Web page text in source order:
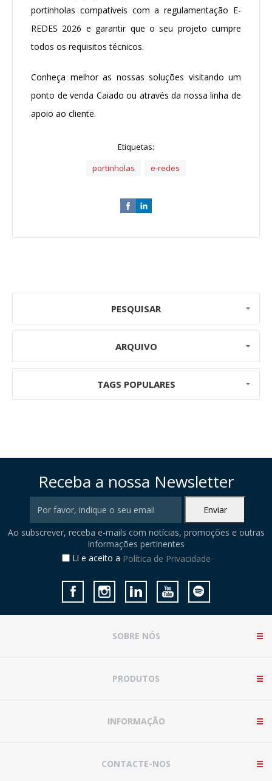
portinholas compatíveis com a regulamentação E-
REDES 2026 e garantir que o seu projeto cumpre
todos os requisitos técnicos.
Conheça melhor as nossas soluções visitando um
ponto de venda Caiado ou através da nossa linha de
apoio ao cliente.
Etiquetas:
portinholas
e-redes
PESQUISAR
ARQUIVO
TAGS POPULARES
Receba a nossa Newsletter
Ao subscrever, receba e-mails com notícias, promoções e outras
informações pertinentes
Li e aceito a Política de Privacidade
SOBRE NÓS
PRODUTOS
INFORMAÇÃO
CONTACTE-NOS